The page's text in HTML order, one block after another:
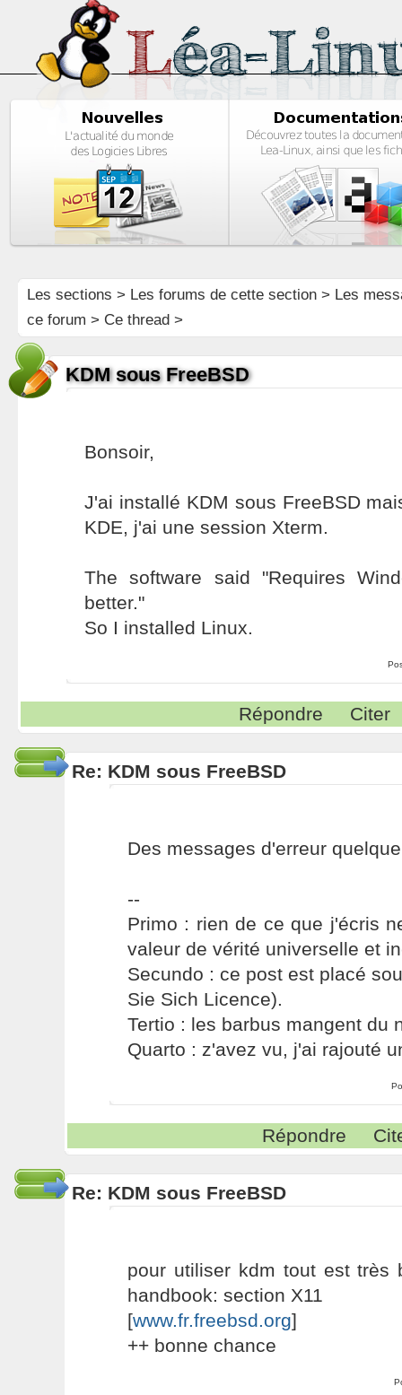
Les sections > Les forums de cette section> Les
ce forum > Ce thread >
KDM sous FreeBSD
Bonsoir,
J'ai installé KDM sous FreeBSD
KDE, j'ai une session Xterm.
The software said "Requires
better."
So I installed Linux.
Répondre Citer
Re: KDM sous FreeBSD
Des messages d'erreur
--
Primo : rien de ce que j'écris
valeur de vérité universelle et
Secundo : ce post est placé
Sie Sich Licence).
Tertio : les barbus mangent du
Quarto : z'avez vu, j'ai rajouté
Répondre
Re: KDM sous FreeBSD
pour utiliser kdm tout est très
handbook: section X11
[www.fr.freebsd.org]
++ bonne chance